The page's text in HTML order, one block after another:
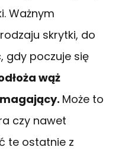
Ważnym
skrytki, do
gdy poczuje się
wąż
Może to
czy nawet
te ostatnie z